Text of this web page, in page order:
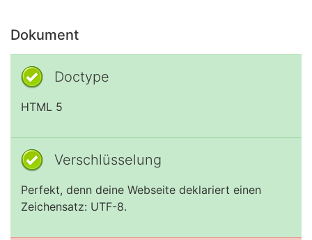
Dokument
Doctype
HTML 5
Verschlüsselung
Perfekt, denn deine Webseite deklariert einen
Zeichensatz: UTF-8.